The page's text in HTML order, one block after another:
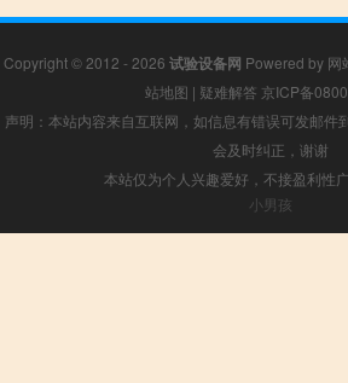
Copyright © 2012 - 2026 试验设备网 Powered by 网
站地图 | 疑难解答 京ICP备
声明：本站内容来自互联网，如信息有错误可发邮件
会及时纠正，谢谢
本站仅为个人兴趣爱好，不接盈利性
小男孩